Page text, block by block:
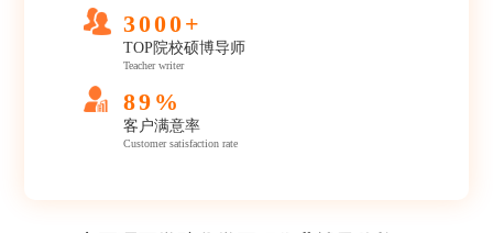
3000+
TOP院校硕博导师
Teacher writer
89%
客户满意率
Customer satisfaction rate